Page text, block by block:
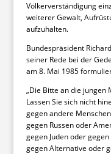
Völkerverständigung
weiterer Gewalt,
aufzuhalten.
Bundespräsident
seiner Rede bei der
am 8. Mai 1985
„Die Bitte an die jungen
Lassen Sie sich nicht
gegen andere
gegen Russen oder
gegen Juden oder gegen
gegen Alternative oder